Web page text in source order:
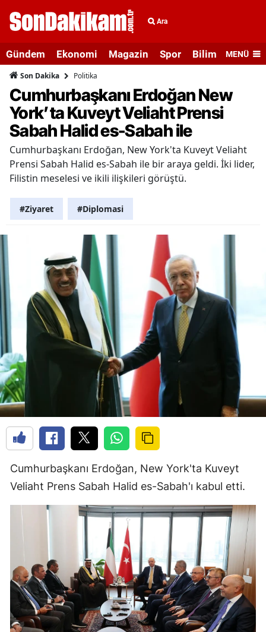
Ara
Gündem Ekonomi Magazin Spor Bilim veMENÜ
Son Dakika Politika
Cumhurbaşkanı Erdoğan New
York’ta Kuveyt Veliaht Prensi
Sabah Halid es-Sabah ile
Cumhurbaşkanı Erdoğan, New York'ta Kuveyt Veliaht
Prensi Sabah Halid es-Sabah ile bir araya geldi. İki lider,
Filistin meselesi ve ikili ilişkileri görüştü.
#Ziyaret #Diplomasi
Cumhurbaşkanı Erdoğan, New York'ta Kuveyt
Veliaht Prens Sabah Halid es-Sabah'ı kabul etti.